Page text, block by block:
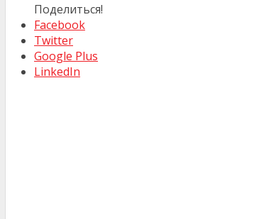
Поделиться!
Facebook
Twitter
Google Plus
LinkedIn